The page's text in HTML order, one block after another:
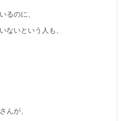
るのに、
ないという人も、
んが、